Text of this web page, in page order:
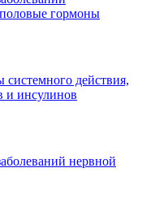
гормоны
действия,
и инсулинов
нервной